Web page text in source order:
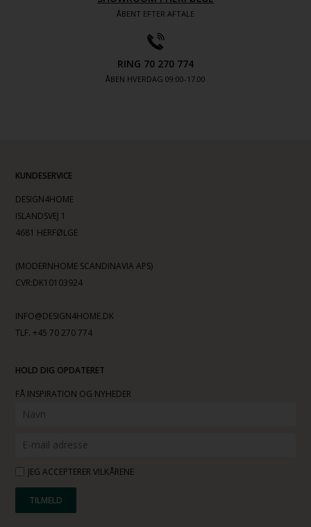
ÅBENT EFTER AFTALE
RING 70 270 774
ÅBEN HVERDAG 09:00-17.00
KUNDESERVICE
DESIGN4HOME
ISLANDSVEJ 1
4681 HERFØLGE
(MODERNHOME SCANDINAVIA APS)
CVR:DK10103924
INFO@DESIGN4HOME.DK
TLF. +45 70 270 774
HOLD DIG OPDATERET
FÅ INSPIRATION OG NYHEDER
JEG ACCEPTERER VILKÅRENE